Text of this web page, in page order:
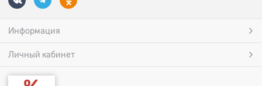
Информация
Личный кабинет